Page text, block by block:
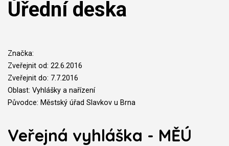
Úřední deska
Značka:
Zveřejnit od: 22.6.2016
Zveřejnit do: 7.7.2016
Oblast: Vyhlášky a nařízení
Původce: Městský úřad Slavkov u Brna
Veřejná vyhláška - MĚÚ